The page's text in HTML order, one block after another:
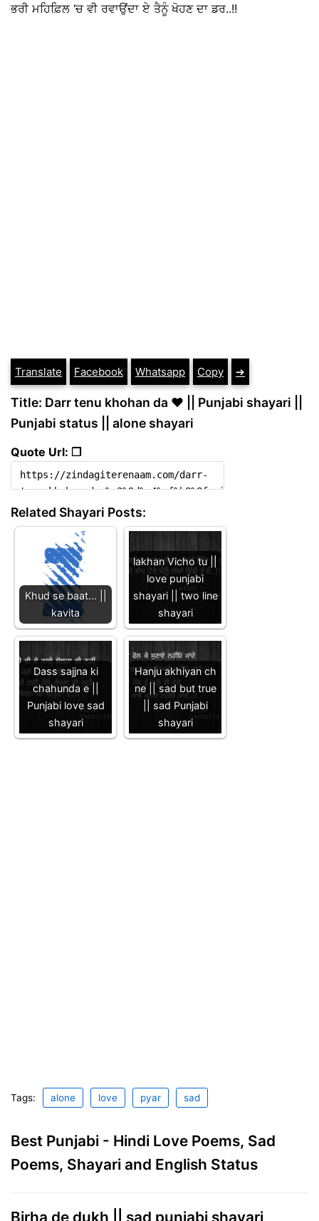
ਭਰੀ ਮਹਿਫ਼ਿਲ ‘ਚ ਵੀ ਰਵਾਉਂਦਾ ਏ ਤੈਨੂੰ ਖੋਹਣ ਦਾ ਡਰ..!!
Translate Facebook Whatsapp Copy ➔
Title: Darr tenu khohan da ❤️ || Punjabi shayari ||
Punjabi status || alone shayari
Quote Url: ❐
Related Shayari Posts:
Khud se baat... ||
kavita
lakhan Vicho tu ||
love punjabi
shayari || two line
shayari
Dass sajjna ki
chahunda e ||
Punjabi love sad
shayari
Hanju akhiyan ch
ne || sad but true
|| sad Punjabi
shayari
Tags: alone love pyar sad
Best Punjabi - Hindi Love Poems, Sad
Poems, Shayari and English Status
Birha de dukh || sad punjabi shayari